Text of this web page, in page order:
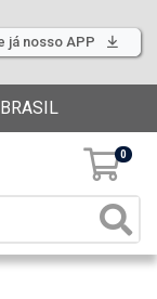
já nosso APP
0